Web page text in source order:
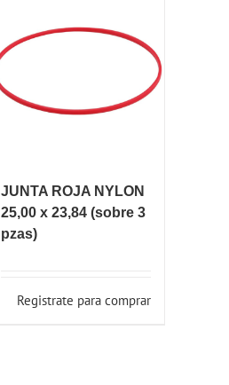
JUNTA ROJA NYLON
25,00 x 23,84 (sobre 3
pzas)
Registrate para comprar